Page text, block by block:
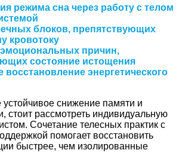
режима сна через работу с телом
блоков, препятствующих
кровотоку
эмоциональных причин,
состояние истощения
восстановление энергетического
устойчивое снижение памяти и
стоит рассмотреть индивидуальную
Сочетание телесных практик с
помогает восстановить
быстрее, чем изолированные